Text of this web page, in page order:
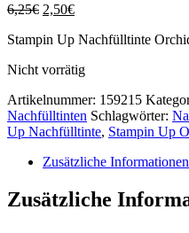
6,25€ Ursprünglicher
war:
2,50€Aktueller
ist:
Stampin Up Nachfülltinte
Nicht vorrätig
Artikelnummer: 159215
Nachfülltinten Schlagwörter:
Up Nachfülltinte, Stampin Up
Zusätzliche Informationen
Zusätzliche